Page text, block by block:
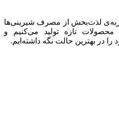
لذت‌بخش از مصرف شیرینی‌ها
تازه تولید می‌کنیم و
در بهترین حالت نگه داشته‌ایم.